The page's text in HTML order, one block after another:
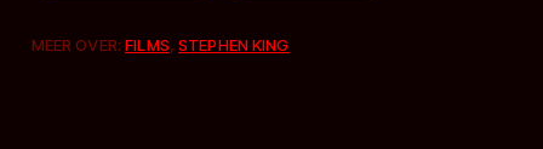
MEER OVER:FILMS,STEPHEN KING